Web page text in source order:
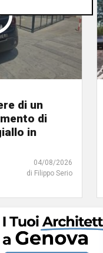
di un
di
in
04/08/2026
di Filippo Serio